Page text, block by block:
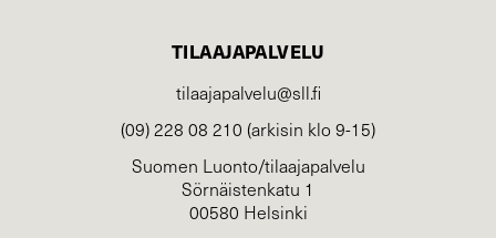
TILAAJAPALVELU
tilaajapalvelu@sll.fi
(09) 228 08 210 (arkisin klo 9-15)
Suomen Luonto/tilaajapalvelu
Sörnäistenkatu 1
00580 Helsinki